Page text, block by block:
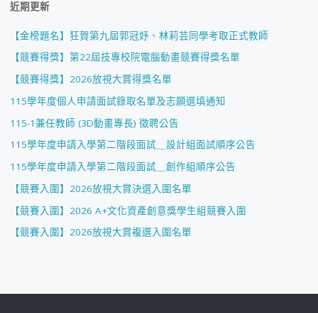
近期更新
【金榜題名】狂賀第九屆郭冠妤、林莉芸同學考取正式教師
【競賽得獎】第22屆技專校院電腦動畫競賽得獎名單
【競賽得獎】2026放視大賞得獎名單
115學年度個人申請面試錄取名單及志願選填通知
115-1兼任教師 (3D動畫專長) 徵聘公告
115學年度申請入學第二階段面試＿設計組面試順序公告
115學年度申請入學第二階段面試＿創作組順序公告
【競賽入圍】2026放視大賞決選入圍名單
【競賽入圍】2026 A+文化資產創意獎學生組競賽入圍
【競賽入圍】2026放視大賞複選入圍名單